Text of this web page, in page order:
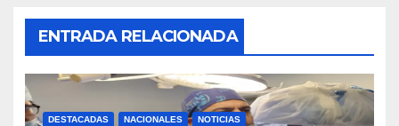
ENTRADA RELACIONADA
DESTACADAS NACIONALES NOTICIAS